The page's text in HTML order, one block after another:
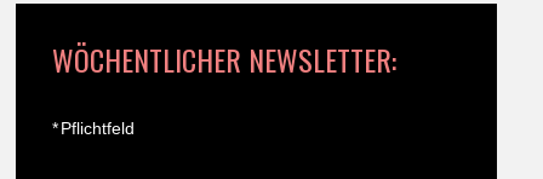
WÖCHENTLICHER NEWSLETTER:
*Pflichtfeld